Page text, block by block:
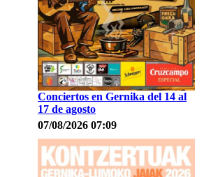
Conciertos en Gernika del 14 al
17 de agosto
07/08/2026 07:09